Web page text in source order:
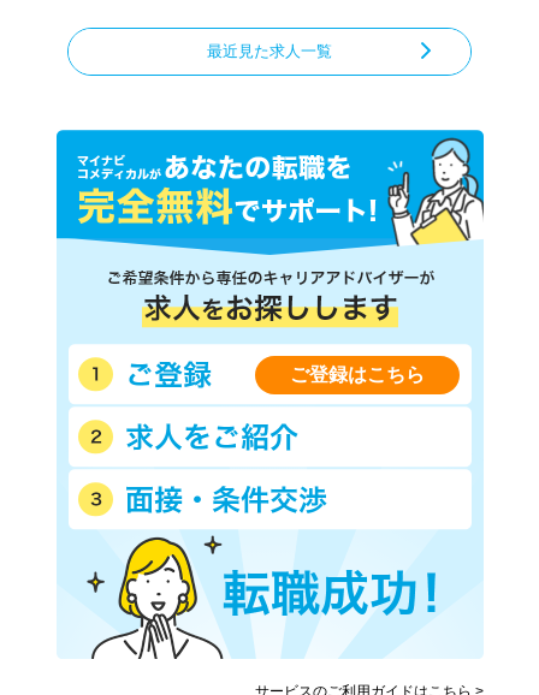
最近見た求人一覧
ご登録はこちら
サービスのご利用ガイドはこちら >